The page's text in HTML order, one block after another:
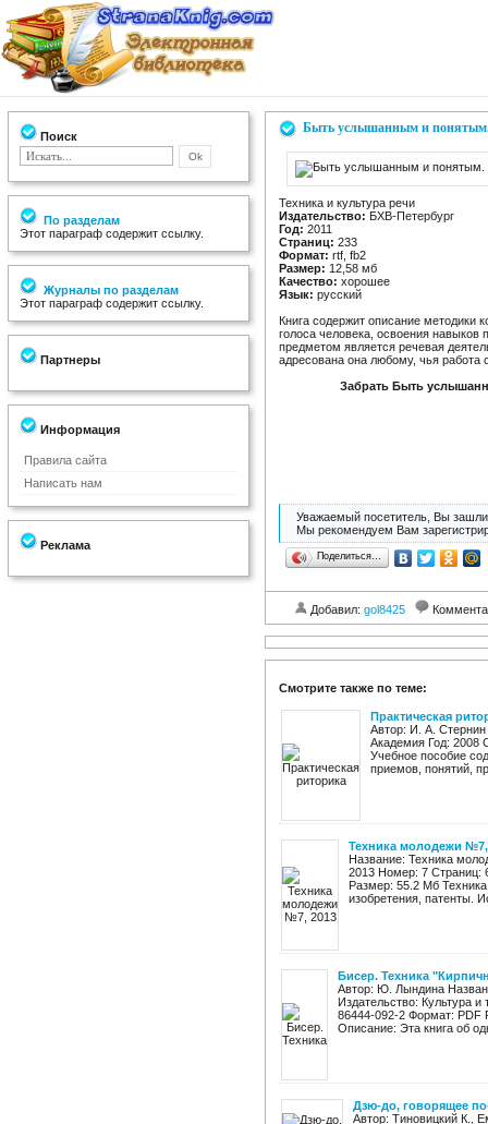
Поиск
По разделам
Этот параграф содержит ссылку.
Журналы по разделам
Этот параграф содержит ссылку.
Партнеры
Информация
Правила сайта
Написать нам
Реклама
Быть услышанным и понятым.
Техника и культура речи
Издательство: БХВ-Петербург
Год: 2011
Страниц: 233
Формат: rtf, fb2
Размер: 12,58 мб
Качество: хорошее
Язык: русский
Книга содержит описание методики
голоса человека, освоения навыков
предметом является речевая
адресована она любому, чья
Забрать Быть
Уважаемый посетитель, Вы зашли
Мы рекомендуем Вам
Поделиться…
Добавил: gol8425
Смотрите также по теме:
Практическая
Автор: И. А. Стернин
Академия Год: 2008
Учебное пособие
приемов, понятий,
Техника молодежи №7,
Название: Техника
2013 Номер: 7 Страниц:
Размер: 55.2 Мб
изобретения, патенты.
Бисер. Техника
Автор: Ю. Лындина
Издательство: Культура
86444-092-2 Формат: PDF
Описание: Эта книга об
Дзю-до, говорящее
Автор: Тиновицкий К.,